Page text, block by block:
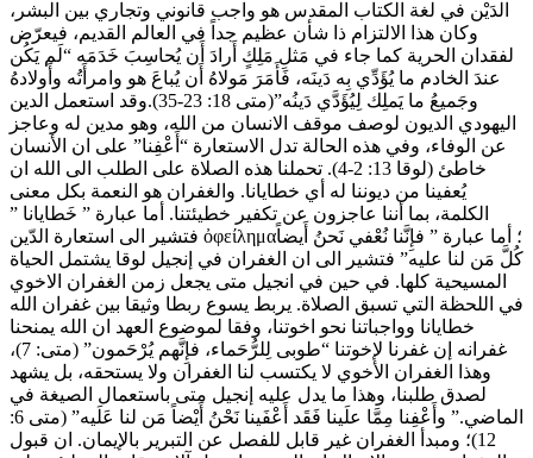
الدَيْن في لغة الكتاب المقدس هو واجب قانوني وتجاري بين البشر،
وكان هذا الالتزام ذا شأن عظيم جداً في العالم القديم، فيعرّض
لفقدان الحرية كما جاء في مَثلِ مَلِكٍ أَرادَ أَن يُحاسِبَ خَدَمَه “لَم يَكُن
عندَ الخادم ما يُؤَدِّي بِه دَينَه، فَأَمَرَ مَولاهُ أَن يُباعَ هو وامرأَتُه وأَولادهُ
وجَميعُ ما يَملِك لِيُؤَدَّي دَينُه”(متى 18: 23-35).وقد استعمل الدين
اليهودي الديون لوصف موقف الانسان من الله، وهو مدين له وعاجز
عن الوفاء، وفي هذه الحالة تدل الاستعارة “أَعْفِنا” على ان الأنسان
خاطئ (لوقا 13: 2-4). تحملنا هذه الصلاة على الطلب الى الله ان
يُعفينا من ديوننا له أي خطايانا. والغفران هو النعمة بكل معنى
الكلمة، بما أننا عاجزون عن تكفير خطيئتنا. أما عبارة ” خَطايانا ”
فتشير الى استعارة الدّين ὀφείλημα؛ أما عبارة ” فإِنَّنا نُعْفي نَحنُ أَيضاً
كُلَّ مَن لنا عليه” فتشير الى ان الغفران في إنجيل لوقا يشتمل الحياة
المسيحية كلها. في حين في انجيل متى يجعل زمن الغفران الاخوي
في اللحظة التي تسبق الصلاة. يربط يسوع ربطا وثيقا بين غفران الله
خطايانا وواجباتنا نحو اخوتنا، وفقا لموضوع العهد ان الله يمنحنا
غفرانه إن غفرنا لإخوتنا “طوبى لِلرُّحَماء، فإِنَّهم يُرْحَمون” (متى: 7)،
وهذا الغفران الأخوي لا يكتسب لنا الغفران ولا يستحقه، بل يشهد
لصدق طلبنا، وهذا ما يدل عليه إنجيل متى باستعمال الصيغة في
الماضي.” وأَعْفِنا مِمَّا علَينا فَقَد أَعْفَينا نَحْنُ أَيْضاً مَن لنا عَلَيه” (متى 6:
12)؛ ومبدأ الغفران غير قابل للفصل عن التبرير بالإيمان. ان قبول